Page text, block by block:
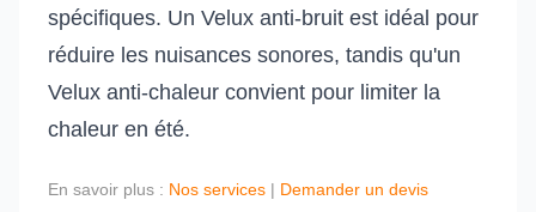
spécifiques. Un Velux anti-bruit est idéal pour
réduire les nuisances sonores, tandis qu'un
Velux anti-chaleur convient pour limiter la
chaleur en été.
En savoir plus : Nos services | Demander un devis